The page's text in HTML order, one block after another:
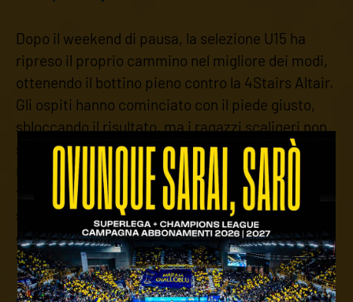
Dopo il weekend di pausa, la selezione U15 ha
ripreso il proprio cammino nel migliore dei modi,
ottenendo il bottino pieno contro la 4Stairs Altair.
Gli ospiti hanno cominciato con il piede giusto,
sbloccando il risultato, ma i ragazzi scaligeri non
si sono abbattuti e hanno sfoderato una grande
reazione, spezzando l'equilibrio nel secondo e
terzo set e ribaltando il punteggio. Alla fine, il
sestetto guidato da coach Pallaro ha chiuso i
conti nel quarto parziale, strappando tre punti di
vitale importanza.